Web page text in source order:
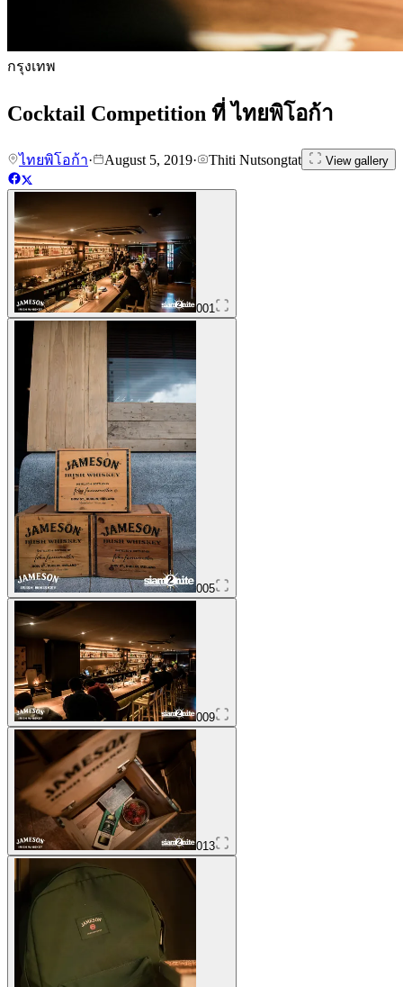
กรุงเทพ
Cocktail Competition ที่ ไทยพิโอก้า
ไทยพิโอก้า· August 5, 2019· Thiti Nutsongtat View gallery
001
005
009
013